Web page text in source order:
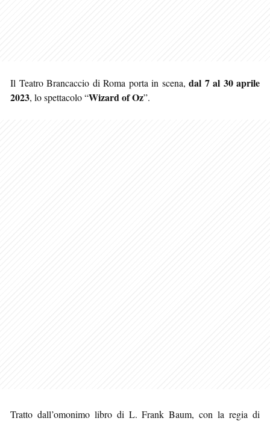
Il Teatro Brancaccio di Roma porta in scena, dal 7 al 30 aprile
2023, lo spettacolo “Wizard of Oz”.
Tratto dall’omonimo libro di L. Frank Baum, con la regia di